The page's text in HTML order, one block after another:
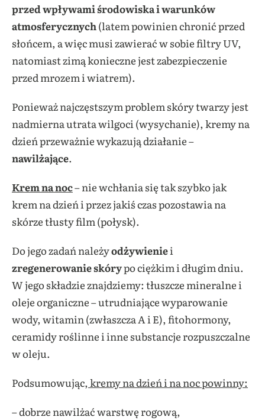
przed wpływami środowiska i warunków
atmosferycznych(latem powinien chronić przed
słońcem, a więc musi zawierać w sobie filtry UV,
natomiast zimą konieczne jest zabezpieczenie
przed mrozem i wiatrem).
Ponieważ najczęstszym problem skóry twarzy jest
nadmierna utrata wilgoci (wysychanie), kremy na
dzień przeważnie wykazują działanie –
nawilżające.
Krem na noc– nie wchłania się tak szybko jak
krem na dzień i przez jakiś czas pozostawia na
skórze tłusty film (połysk).
Do jego zadań należyodżywieniei
zregenerowanie skórypo ciężkim i długim dniu.
W jego składzie znajdziemy: tłuszcze mineralne i
oleje organiczne – utrudniające wyparowanie
wody, witamin (zwłaszcza A i E), fitohormony,
ceramidy roślinne i inne substancje rozpuszczalne
w oleju.
Podsumowując,kremy na dzień i na noc powinny:
– dobrze nawilżać warstwę rogową,